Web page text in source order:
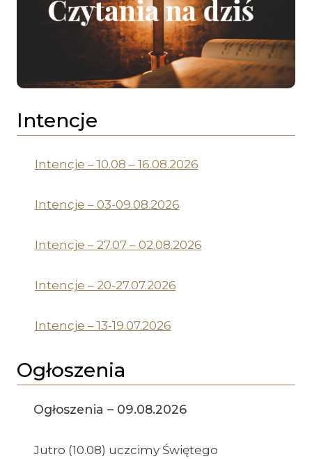
Intencje
Intencje – 10.08 – 16.08.2026
Intencje – 03-09.08.2026
Intencje – 27.07 – 02.08.2026
Intencje – 20-27.07.2026
Intencje – 13-19.07.2026
Ogłoszenia
Ogłoszenia – 09.08.2026
Jutro (10.08) uczcimy Świętego